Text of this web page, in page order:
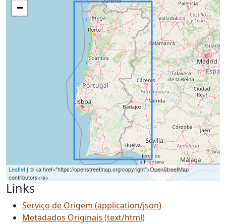
−
Leaflet | © <a href="https://openstreetmap.org/copyright">OpenStreetMap
contributors</a>
Links
Serviço de Origem (application/json)
Metadados Originais (text/html)